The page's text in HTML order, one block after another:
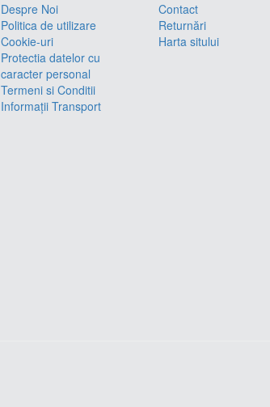
Despre Noi
Politica de utilizare
Cookie-uri
Protectia datelor cu
caracter personal
Termeni si Conditii
Informații Transport
Contact
Returnări
Harta sitului